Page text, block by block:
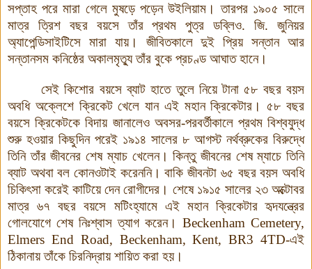
সপ্তাহ পরে মারা গেলে মুষড়ে পড়েন উইলিয়াম। তারপর ১৯০৫ সালে
মাত্র ত্রিশ বছর বয়সে তাঁর প্রথম পুত্র ডব্লিও. জি. জুনিয়র
অ্যাপেন্ডিসাইটিসে মারা যায়। জীবিতকালে দুই প্রিয় সন্তান আর
সন্তানসম কনিষ্ঠের অকালমৃত্যু তাঁর বুকে প্রচণ্ড আঘাত হানে।
সেই কিশোর বয়সে ব্যাট হাতে তুলে নিয়ে টানা ৫৮ বছর বয়স
অবধি অক্লেশে ক্রিকেট খেলে যান এই মহান ক্রিকেটার। ৫৮ বছর
বয়সে ক্রিকেটকে বিদায় জানালেও অবসর-পরবর্তীকালে প্রথম বিশ্বযুদ্ধ
শুরু হওয়ার কিছুদিন পরেই ১৯১৪ সালের ৮ আগস্ট নর্থব্রুকের বিরুদ্ধে
তিনি তাঁর জীবনের শেষ ম্যাচ খেলেন। কিন্তু জীবনের শেষ ম্যাচে তিনি
ব্যাট অথবা বল কোনওটাই করেননি। বাকি জীবনটা ৬৫ বছর বয়স অবধি
চিকিৎসা করেই কাটিয়ে দেন রোগীদের। শেষে ১৯১৫ সালের ২৩ অক্টোবর
মাত্র ৬৭ বছর বয়সে মটিংহ্যামে এই মহান ক্রিকেটার হৃদযন্ত্রের
গোলযোগে শেষ নিঃশ্বাস ত্যাগ করেন। Beckenham Cemetery,
Elmers End Road, Beckenham, Kent, BR3 4TD-এই
ঠিকানায় তাঁকে চিরনিদ্রায় শায়িত করা হয়।